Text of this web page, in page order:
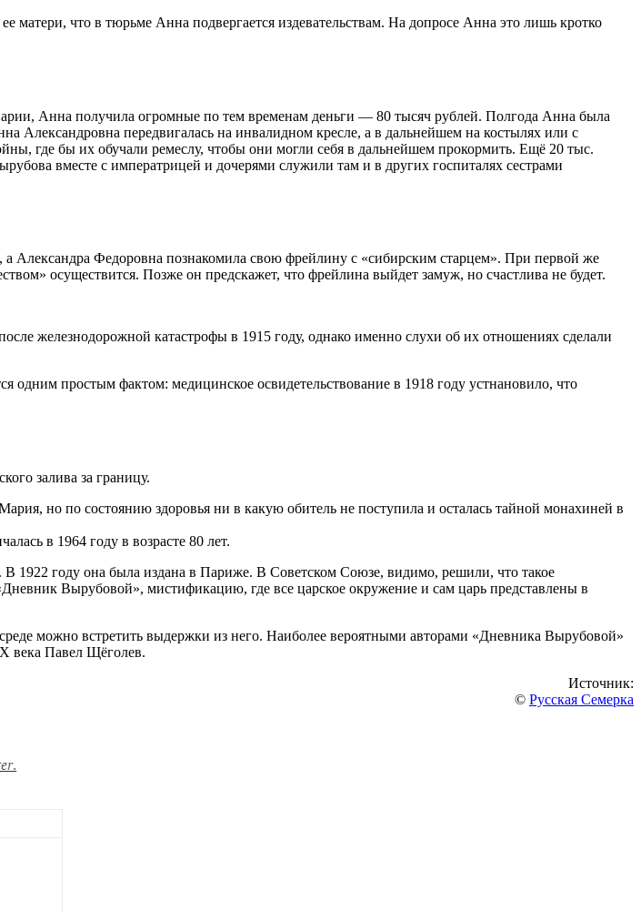
что в тюрьме Анна подвергается издевательствам. На допросе Анна это лишь кротко
Анна получила огромные по тем временам деньги — 80 тысяч рублей. Полгода Анна была
Александровна передвигалась на инвалидном кресле, а в дальнейшем на костылях или с
где бы их обучали ремеслу, чтобы они могли себя в дальнейшем прокормить. Ещё 20 тыс.
вместе с императрицей и дочерями служили там и в других госпиталях сестрами
Федоровна познакомила свою фрейлину с «сибирским старцем». При первой же
осуществится. Позже он предскажет, что фрейлина выйдет замуж, но счастлива не будет.
железнодорожной катастрофы в 1915 году, однако именно слухи об их отношениях сделали
одним простым фактом: медицинское освидетельствование в 1918 году устнановило, что
залива за границу.
но по состоянию здоровья ни в какую обитель не поступила и осталась тайной монахиней в
в 1964 году в возрасте 80 лет.
году она была издана в Париже. В Советском Союзе, видимо, решили, что такое
Вырубовой», мистификацию, где все царское окружение и сам царь представлены в
можно встретить выдержки из него. Наиболее вероятными авторами «Дневника Вырубовой»
века Павел Щёголев.
Источник:
© Русская Семерка